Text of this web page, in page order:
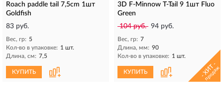
Roach paddle tail 7,5cm 1шт
Goldfish
83 руб.
Вес, гр: 5
Кол-во в упаковке: 1 шт.
Длина, см: 7,5
КУПИТЬ
3D F-Minnow T-Tail 9 1шт Fluo
Green
104 руб. 94 руб.
Вес, гр: 7
Длина, мм: 90
Кол-во в упаковке: 1 шт.
КУПИТЬ - ХИТ -
продаж